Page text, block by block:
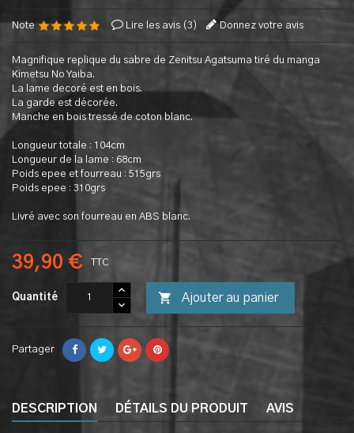
Note Lire les avis (3 ) Donnez votre avis
Magnifique replique du sabre de Zenitsu Agatsuma tiré du manga
Kimetsu No Yaiba.
La lame decoré est en bois.
La garde est décorée.
Manche en bois tressé de coton blanc.
Longueur totale : 104cm
Longueur de la lame : 68cm
Poids epee et fourreau : 515grs
Poids epee : 310grs
Livré avec son fourreau en ABS blanc.
39,90 € TTC
Quantité  Ajouter au panier
Partager
DESCRIPTION DÉTAILS DU PRODUIT AVIS